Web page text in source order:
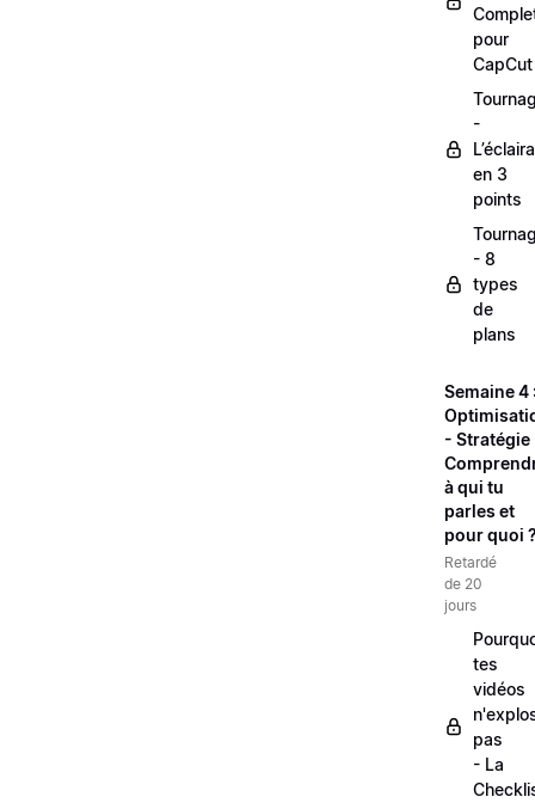
pour
CapCut
-
en 3
points
- 8
types
de
plans
Semaine 4
- Stratégie
à qui tu
parles et
pour quoi
Retardé
de 20
jours
tes
vidéos
pas
- La